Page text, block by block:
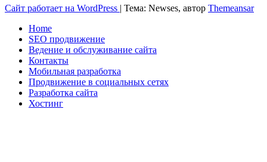
Сайт работает на WordPress | Тема: Newses, автор Themeansar
Home
SEO продвижение
Ведение и обслуживание сайта
Контакты
Мобильная разработка
Продвижение в социальных сетях
Разработка сайта
Хостинг